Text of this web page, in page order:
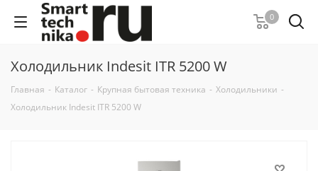
0
Холодильник Indesit ITR 5200 W
Главная - Каталог - Крупная бытовая техника - Холодильники -
Холодильник Indesit ITR 5200 W